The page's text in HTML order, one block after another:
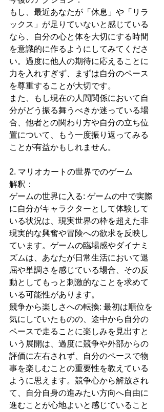
もし、最近あなたが「休息」や「リラ
ックス」が足りていないと感じている
なら、自分の心と体を大切にする時間
を意識的に作るようにしてみてくださ
い。過度に他人の期待に応えることに
力を入れすぎず、まずは自分のペース
を尊重することが大切です。
また、もし現在の人間関係において自
分がどう振る舞うべきか迷っている場
合、他者との関わり方や自分の立ち位
置について、もう一度振り返ってみる
ことが有益かもしれません。
2. マリオカートの世界でのゲーム
解釈：
ゲームの世界に入る: ゲームの中で実際
に自分がキャラクターとして体験して
いる状況は、現実世界の枠を超えた非
現実的な興奮や冒険への欲求を反映し
ています。ゲームの臨場感やダイナミ
ズムは、あなたが日常生活において退
屈や単調さを感じている場合、その反
動としてもっと刺激的なことを求めて
いる可能性があります。
競争から楽しさへの転換: 最初は順位を
気にしていたものの、途中から自分の
ペースで走ることに楽しみを見出すと
いう展開は、過度に競争や外部からの
評価に左右されず、自分のペースで物
事を楽しむことの重要性を教えている
ように思えます。競争心から解放され
て、自分自身の進みたい方向へ自由に
進むことが心地よいと感じていること